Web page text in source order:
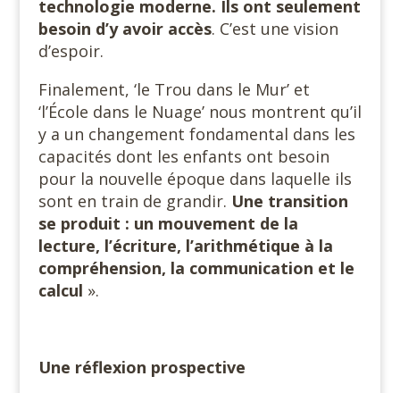
technologie moderne. Ils ont seulement
besoin d’y avoir accès. C’est une vision
d’espoir.
Finalement, ‘le Trou dans le Mur’ et
‘l’École dans le Nuage’ nous montrent qu’il
y a un changement fondamental dans les
capacités dont les enfants ont besoin
pour la nouvelle époque dans laquelle ils
sont en train de grandir. Une transition
se produit : un mouvement de la
lecture, l’écriture, l’arithmétique à la
compréhension, la communication et le
calcul ».
Une réflexion prospective